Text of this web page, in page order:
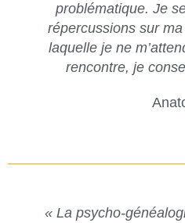
problématique. Je
répercussions sur
laquelle je ne
rencontre, je
« La psycho-